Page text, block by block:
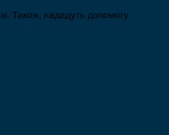
Також, нададуть допомогу